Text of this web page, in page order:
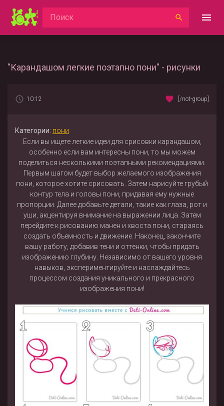
"Карандашом легкие поэтапно пони" - рисунки
10:12 [/not-group]
Категории: пони
Если вы ищете легкие идеи для срисовки карандашом,
особенно если вам интересны пони, то мы можем
поделиться несколькими поэтапными рекомендациями.
Первым шагом будет выбор желаемого изображения
пони, которое хотите срисовать. Затем нарисуйте грубый
контур тела и головы пони, придавая ему нужные
пропорции. Далее добавьте детали, такие как глаза, рот и
уши, акцентируя внимание на выражении лица. Затем
перейдите к рисованию манен и хвоста пони, стараясь
создать объемность и движение. Наконец, закончите
вашу работу, добавив тени и оттенки, чтобы придать
изображению глубину. Независимо от вашего уровня
навыков, экспериментируйте и наслаждайтесь
процессом создания уникального и прекрасного
изображения пони!